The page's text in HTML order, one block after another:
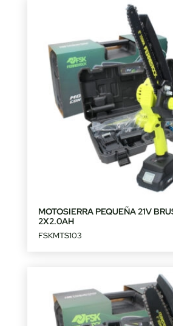
MOTOSIERRA PEQUEÑA 21V
2X2.0AH
FSKMTS103